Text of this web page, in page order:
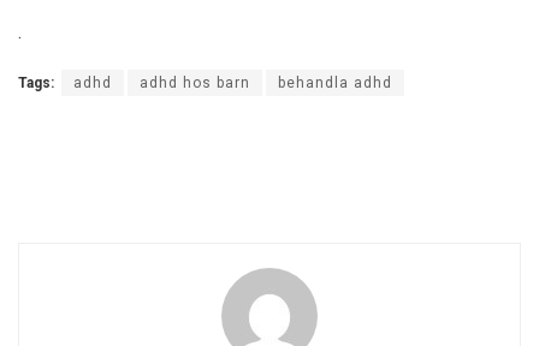
.
Tags: adhd adhd hos barn behandla adhd